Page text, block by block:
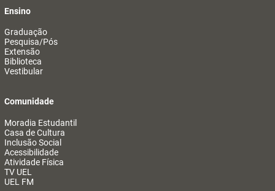
Ensino
Graduação
Pesquisa/Pós
Extensão
Biblioteca
Vestibular
Comunidade
Moradia Estudantil
Casa de Cultura
Inclusão Social
Acessibilidade
Atividade Física
TV UEL
UEL FM